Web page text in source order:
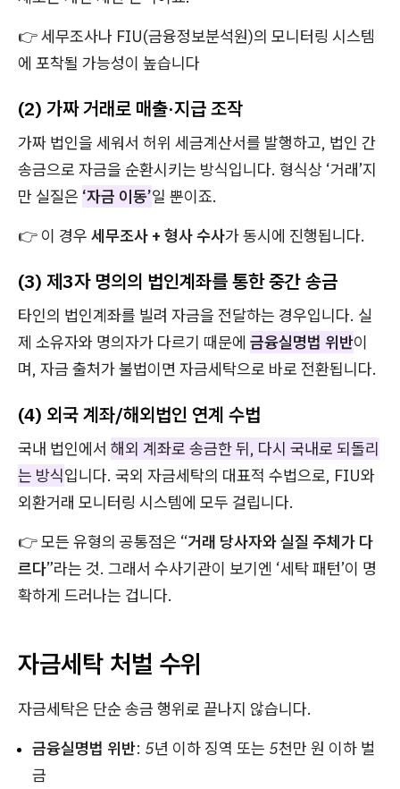
👉 세무조사나 FIU(금융정보분석원)의 모니터링 시스템
에 포착될 가능성이 높습니다
(2) 가짜 거래로 매출·지급 조작
가짜 법인을 세워서 허위 세금계산서를 발행하고, 법인 간
송금으로 자금을 순환시키는 방식입니다. 형식상 ‘거래’지
만 실질은 ‘자금 이동’일 뿐이죠.
👉 이 경우 세무조사 + 형사 수사가 동시에 진행됩니다.
(3) 제3자 명의의 법인계좌를 통한 중간 송금
타인의 법인계좌를 빌려 자금을 전달하는 경우입니다. 실
제 소유자와 명의자가 다르기 때문에 금융실명법 위반이
며, 자금 출처가 불법이면 자금세탁으로 바로 전환됩니다.
(4) 외국 계좌/해외법인 연계 수법
국내 법인에서 해외 계좌로 송금한 뒤, 다시 국내로 되돌리
는 방식입니다. 국외 자금세탁의 대표적 수법으로, FIU와
외환거래 모니터링 시스템에 모두 걸립니다.
👉 모든 유형의 공통점은 “거래 당사자와 실질 주체가 다
르다”라는 것. 그래서 수사기관이 보기엔 ‘세탁 패턴’이 명
확하게 드러나는 겁니다.
자금세탁 처벌 수위
자금세탁은 단순 송금 행위로 끝나지 않습니다.
금융실명법 위반: 5년 이하 징역 또는 5천만 원 이하 벌
금